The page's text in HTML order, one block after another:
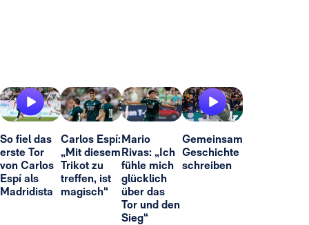
So fiel das
erste Tor
von Carlos
Espí als
Madridista
Carlos Espí:
„Mit diesem
Trikot zu
treffen, ist
magisch“
Mario
Rivas: „Ich
fühle mich
glücklich
über das
Tor und den
Sieg“
Gemeinsam
Geschichte
schreiben